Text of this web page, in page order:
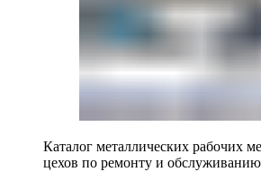
Каталог металлических рабочих
цехов по ремонту и